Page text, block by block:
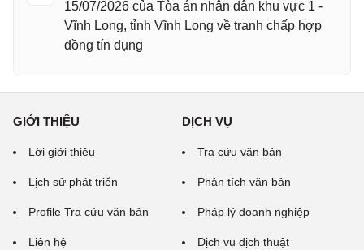
15/07/2026 của Tòa án nhân dân khu vực 1 -
Vĩnh Long, tỉnh Vĩnh Long về tranh chấp hợp
đồng tín dụng
GIỚI THIỆU
Lời giới thiệu
Lịch sử phát triển
Profile Tra cứu văn bản
Liên hệ
DỊCH VỤ
Tra cứu văn bản
Phân tích văn bản
Pháp lý doanh nghiệp
Dịch vụ dịch thuật